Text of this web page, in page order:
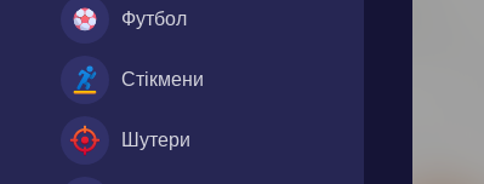
Футбол
Стікмени
Шутери